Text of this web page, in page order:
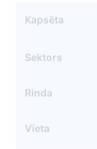
Kapsēta
Sektors
Rinda
Vieta